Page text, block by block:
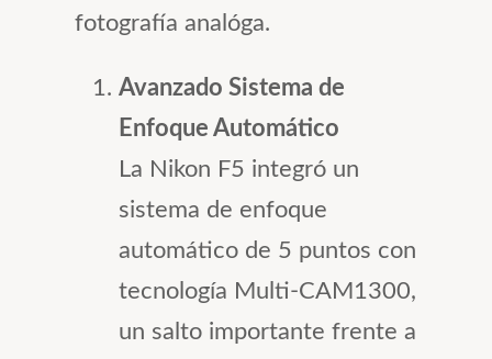
fotografía analóga.
Avanzado Sistema de
Enfoque Automático
La Nikon F5 integró un
sistema de enfoque
automático de 5 puntos con
tecnología Multi-CAM1300,
un salto importante frente a